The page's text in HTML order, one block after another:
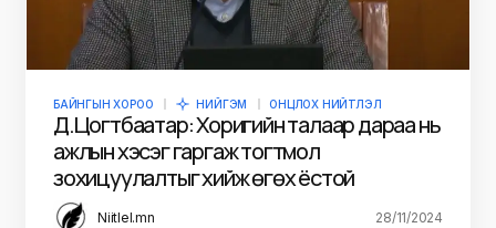
БАЙНГЫН ХОРОО НИЙГЭМ ОНЦЛОХ НИЙТЛЭЛ
Д.Цогтбаатар: Хоригийн талаар дараа нь
ажлын хэсэг гаргаж тогтмол
зохицуулалтыг хийж өгөх ёстой
Niitlel.mn 28/11/2024